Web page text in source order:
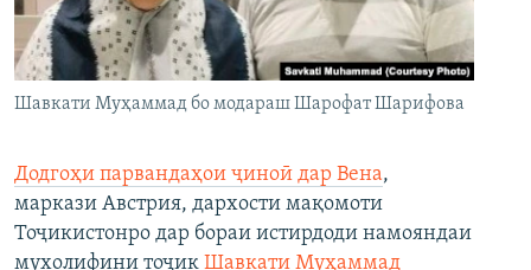
Шавкати Муҳаммад бо модараш Шарофат Шарифова
Додгоҳи парвандаҳои ҷиноӣ дар Вена,
маркази Австрия, дархости мақомоти
Тоҷикистонро дар бораи истирдоди намояндаи
мухолифини тоҷик Шавкати Муҳаммад